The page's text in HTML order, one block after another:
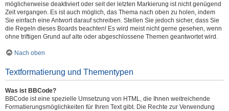
möglicherweise deaktiviert oder seit der letzten Markierung ist nicht genügend
Zeit vergangen. Es ist auch möglich, das Thema nach oben zu holen, indem
Sie einfach eine Antwort darauf schreiben. Stellen Sie jedoch sicher, dass Sie
die Regeln dieses Boards beachten! Es wird meist nicht gerne gesehen, wenn
ohne triftigen Grund auf alte oder abgeschlossene Themen geantwortet wird.
Nach oben
Textformatierung und Thementypen
Was ist BBCode?
BBCode ist eine spezielle Umsetzung von HTML, die Ihnen weitreichende
Formatierungsmöglichkeiten für Ihren Text gibt. Die Rechte zur Verwendung